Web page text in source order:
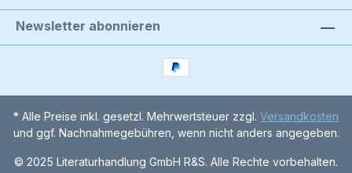
Newsletter abonnieren
* Alle Preise inkl. gesetzl. Mehrwertsteuer zzgl. Versandkosten
und ggf. Nachnahmegebühren, wenn nicht anders angegeben.
© 2025 Literaturhandlung GmbH R&S. Alle Rechte vorbehalten.